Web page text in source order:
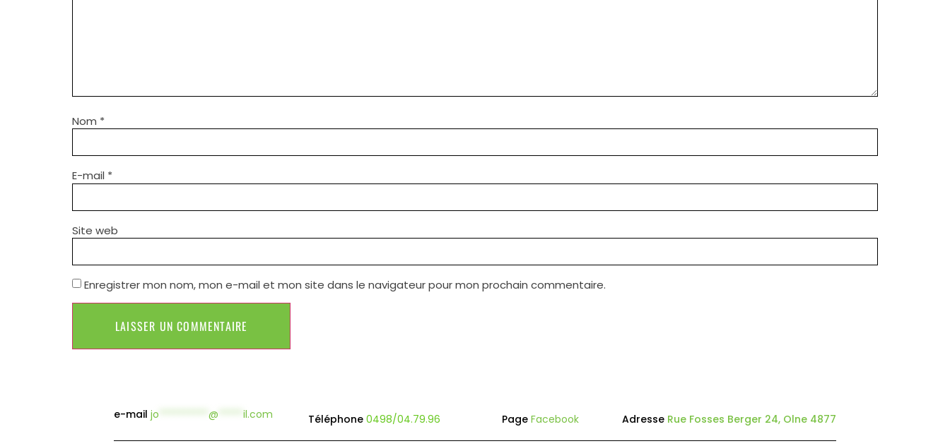
Nom *
E-mail *
Site web
Enregistrer mon nom, mon e-mail et mon site dans le navigateur pour mon prochain commentaire.
e-mailjo **********@ *****il.com Téléphone0498/04.79.96 Page Facebook Adresse Rue Fosses Berger 24, Olne 4877